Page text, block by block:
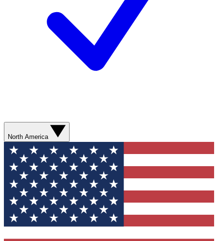
North America